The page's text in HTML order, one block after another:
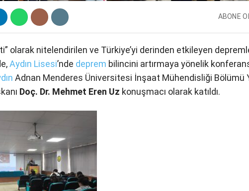
ABONE OL
olarak nitelendirilen ve Türkiye’yi derinden etkileyen
Aydın Lisesi’nde deprem bilincini artırmaya yönelik
Adnan Menderes Üniversitesi İnşaat Mühendisliği Bölümü
Doç. Dr. Mehmet Eren Uz konuşmacı olarak katıldı.